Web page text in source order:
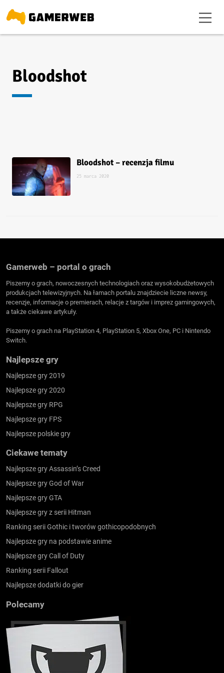
Bloodshot
Bloodshot – recenzja filmu
25 marca 2020
Gamerweb – portal o grach
Piszemy o grach, nowoczesnych technologiach oraz wysokobudżetowych
produkcjach telewizyjnych. Na łamach portalu znajdziecie liczne newsy,
recenzje, informacje o premierach, relacje z targów i imprez gamingowych,
a także ciekawe artykuły.
Piszemy o grach na PlayStation 4, PlayStation 5, Xbox One, PC i Nintendo
Switch.
Najlepsze gry
Najlepsze gry 2019
Najlepsze gry 2020
Najlepsze gry RPG
Najlepsze gry FPS
Najlepsze polskie gry
Ciekawe tematy
Najlepsze gry Assassin’s Creed
Najlepsze gry God of War
Najlepsze gry GTA
Najlepsze gry z serii Hitman
Ranking serii Gothic i tworów gothicopodobnych
Najlepsze gry na podstawie anime
Najlepsze gry Call of Duty
Ranking serii Fallout
Najlepsze dodatki do gier
Polecamy